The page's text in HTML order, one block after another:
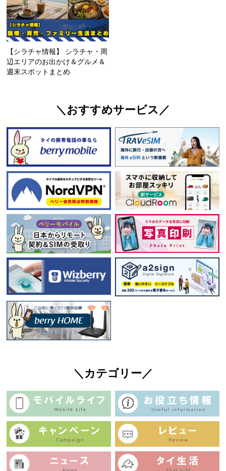
【シラチャ情報】 シラチャ・周
辺エリアのお出かけ＆グルメ＆
週末スポットまとめ
＼おすすめサービス／
＼カテゴリー／